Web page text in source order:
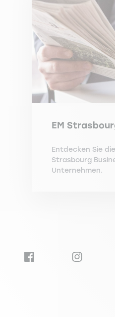
EM
Entdecken Sie
Strasbourg
Unternehmen.